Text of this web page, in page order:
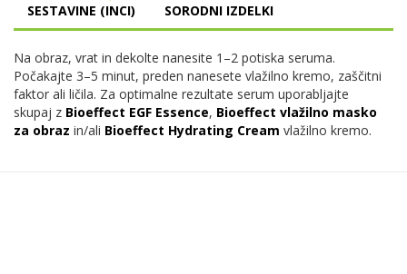
SESTAVINE (INCI) SORODNI IZDELKI
Na obraz, vrat in dekolte nanesite 1–2 potiska seruma.
Počakajte 3–5 minut, preden nanesete vlažilno kremo, zaščitni
faktor ali ličila. Za optimalne rezultate serum uporabljajte
skupaj z Bioeffect EGF Essence, Bioeffect vlažilno masko
za obraz in/ali Bioeffect Hydrating Cream vlažilno kremo.